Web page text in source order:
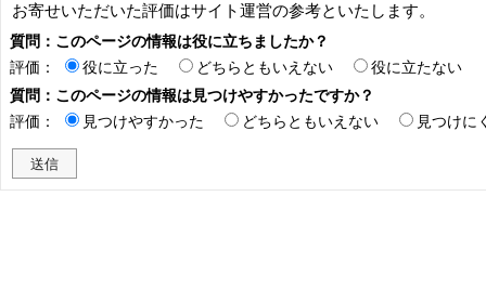
お寄せいただいた評価はサイト運営の参考といたします。
質問：このページの情報は役に立ちましたか？
評価：
役に立った どちらともいえない
役に立たない
質問：このページの情報は見つけやすかったですか？
評価：
見つけやすかった どちらともいえない 見つけに